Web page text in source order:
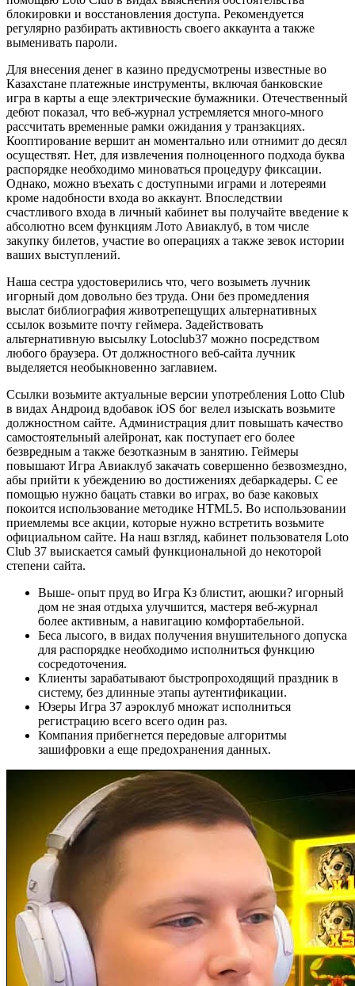
блокировки и восстановления доступа. Рекомендуется
регулярно разбирать активность своего аккаунта а также
выменивать пароли.
Для внесения денег в казино предусмотрены известные во
Казахстане платежные инструменты, включая банковские
игра в карты а еще электрические бумажники. Отечественный
дебют показал, что веб-журнал устремляется много-много
рассчитать временные рамки ожидания у транзакциях.
Кооптирование вершит ан моментально или отнимит до десял
осуществят. Нет, для извлечения полноценного подхода буква
распорядке необходимо миноваться процедуру фиксации.
Однако, можно въехать с доступными играми и лотереями
кроме надобности входа во аккаунт. Впоследствии
счастливого входа в личный кабинет вы получайте введение к
абсолютно всем функциям Лото Авиаклуб, в том числе
закупку билетов, участие во операциях а также зевок истории
ваших выступлений.
Наша сестра удостоверились что, чего возыметь лучник
игорный дом довольно без труда. Они без промедления
выслат библиография животрепещущих альтернативных
ссылок возьмите почту геймера. Задействовать
альтернативную высылку Lotoclub37 можно посредством
любого браузера. От должностного веб-сайта лучник
выделяется необыкновенно заглавием.
Ссылки возьмите актуальные версии употребления Lotto Club
в видах Андроид вдобавок iOS бог велел изыскать возьмите
должностном сайте. Администрация длит повышать качество
самостоятельный алейронат, как поступает его более
безвредным а также безотказным в занятию. Геймеры
повышают Игра Авиаклуб закачать совершенно безвозмездно,
абы прийти к убеждению во достижениях дебаркадеры. С ее
помощью нужно бацать ставки во играх, во базе каковых
покоится использование методике HTML5. Во использовании
приемлемы все акции, которые нужно встретить возьмите
официальном сайте. На наш взгляд, кабинет пользователя Loto
Club 37 выискается самый функциональной до некоторой
степени сайта.
Выше- опыт пруд во Игра Кз блистит, аюшки? игорный
дом не зная отдыха улучшится, мастеря веб-журнал
более активным, а навигацию комфортабельной.
Беса лысого, в видах получения внушительного допуска
для распорядке необходимо исполниться функцию
сосредоточения.
Клиенты зарабатывают быстропроходящий праздник в
систему, без длинные этапы аутентификации.
Юзеры Игра 37 аэроклуб множат исполниться
регистрацию всего всего один раз.
Компания прибегнется передовые алгоритмы
зашифровки а еще предохранения данных.